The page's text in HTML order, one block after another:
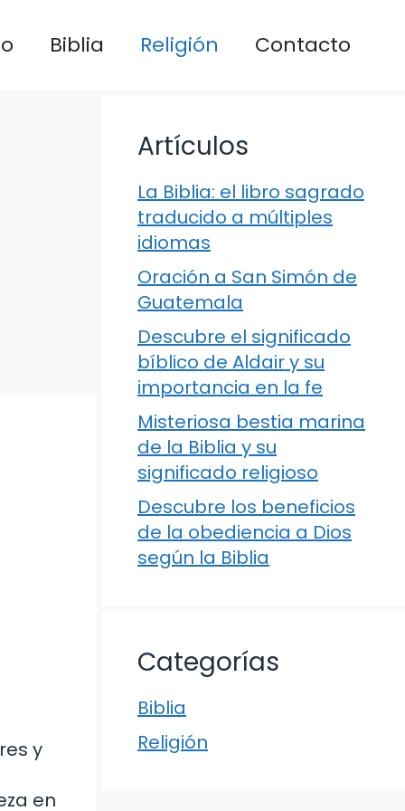
Biblia Religión Contacto
y
en
Artículos
La Biblia: el libro sagrado
traducido a múltiples
idiomas
Oración a San Simón de
Guatemala
Descubre el significado
bíblico de Aldair y su
importancia en la fe
Misteriosa bestia marina
de la Biblia y su
significado religioso
Descubre los beneficios
de la obediencia a Dios
según la Biblia
Categorías
Biblia
Religión